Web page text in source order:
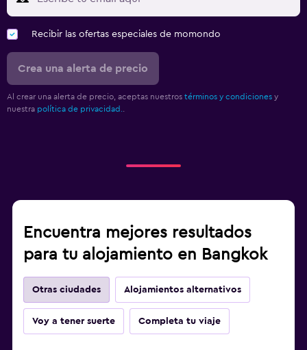
Recibir las ofertas especiales de momondo
Crea una alerta de precio
Al crear una alerta de precio, aceptas nuestros términos y condiciones y
nuestra política de privacidad.
Encuentra mejores resultados
para tu alojamiento en Bangkok
Otras ciudades Alojamientos alternativos
Voy a tener suerte Completa tu viaje